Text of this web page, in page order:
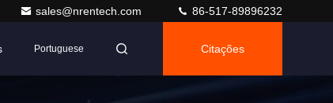
sales@nrentech.com 86-517-89896232
Portuguese Citações